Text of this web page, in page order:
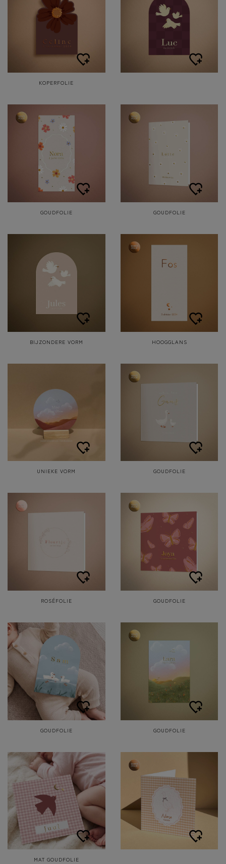
KOPERFOLIE
GOUDFOLIE GOUDFOLIE
BIJZONDERE VORM HOOGGLANS
UNIEKE VORM GOUDFOLIE
ROSÉFOLIE GOUDFOLIE
GOUDFOLIE GOUDFOLIE
MAT GOUDFOLIE